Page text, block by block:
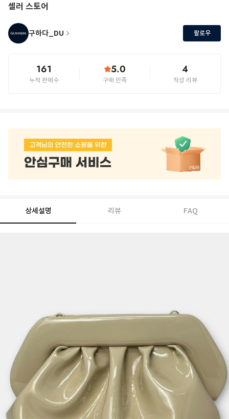
셀러 스토어
구하다_DU 팔로우
161
누적 판매수
5.0
구매 만족
4
작성 리뷰
상세설명 리뷰 FAQ